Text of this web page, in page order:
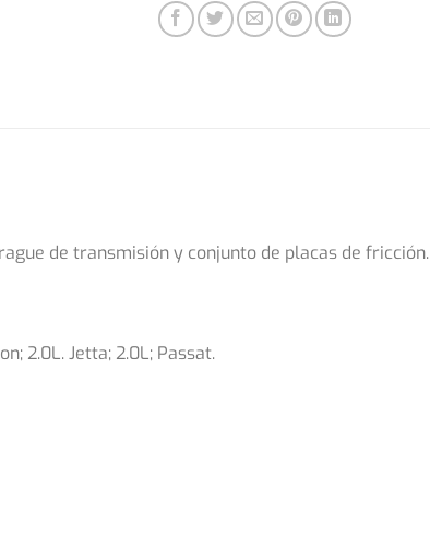
de transmisión y conjunto de placas de fricción.
2.0L. Jetta; 2.0L; Passat.